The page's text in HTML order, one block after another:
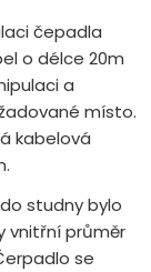
čepadla
o délce 20m
a
místo.
kabelová
studny bylo
vnitřní průměr
se